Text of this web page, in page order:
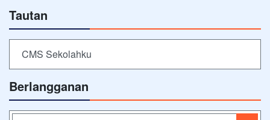
Tautan
CMS Sekolahku
Berlangganan